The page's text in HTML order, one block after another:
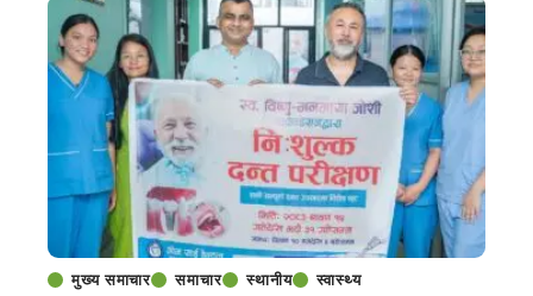
मुख्य समाचार समाचार स्थानीय स्वास्थ्य